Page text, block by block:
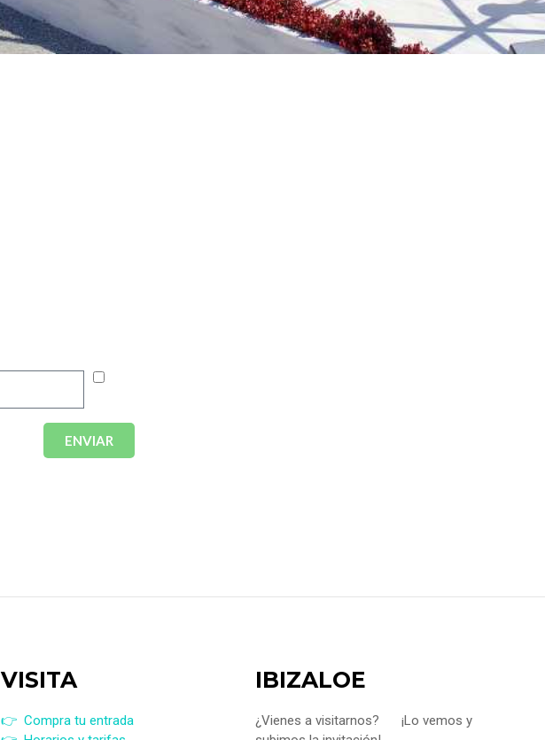
ENVIAR
VISITA
👉 Compra tu entrada
IBIZALOE
¿Vienes a visitarnos?
¡Lo vemos y